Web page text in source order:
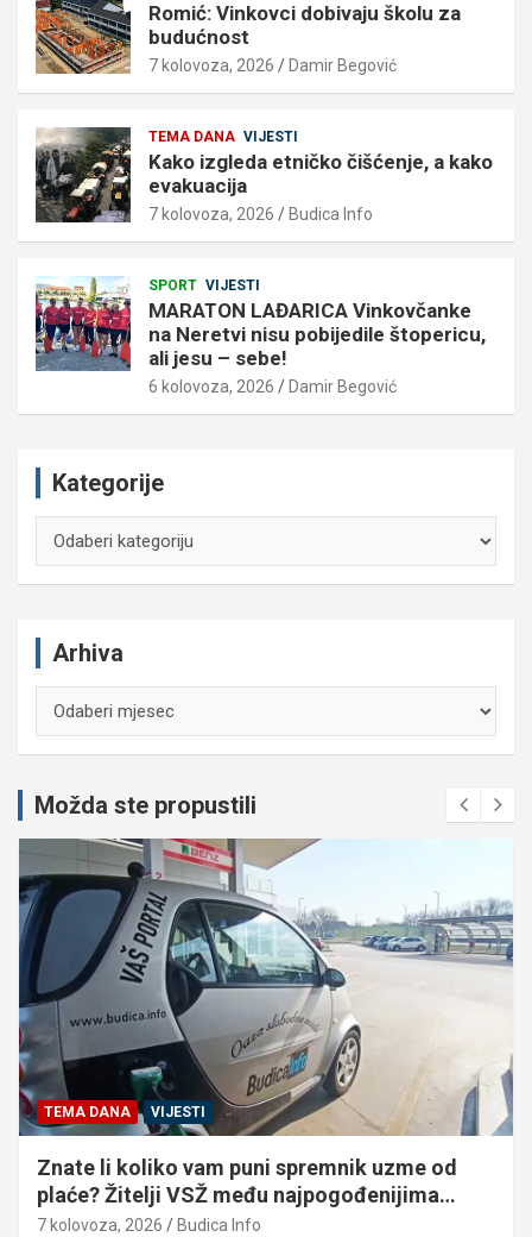
Romić: Vinkovci dobivaju školu za
budućnost
7 kolovoza, 2026 Damir Begović
TEMA DANA VIJESTI
Kako izgleda etničko čišćenje, a kako
evakuacija
7 kolovoza, 2026 Budica Info
SPORT VIJESTI
MARATON LAĐARICA Vinkovčanke
na Neretvi nisu pobijedile štopericu,
ali jesu – sebe!
6 kolovoza, 2026 Damir Begović
Kategorije
Arhiva
Možda ste propustili
TEMA DANA VIJESTI
Znate li koliko vam puni spremnik uzme od
plaće? Žitelji VSŽ među najpogođenijima…
7 kolovoza, 2026 Budica Info